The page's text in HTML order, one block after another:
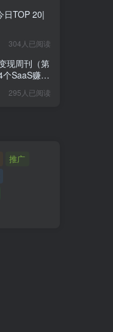
日TOP 20|
304人已阅读
现周刊（第
SaaS赚取
295人已阅读
推广